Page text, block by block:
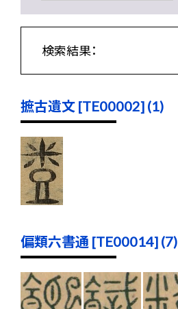
検索結果：
摭古遺文 [TE00002] (1)
偏類六書通 [TE00014] (7)